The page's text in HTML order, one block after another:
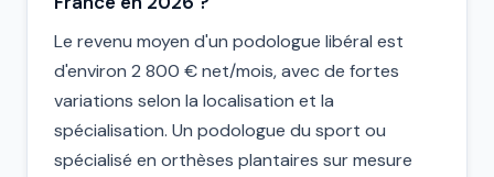
Le revenu moyen d'un podologue libéral est
d'environ 2 800 € net/mois, avec de fortes
variations selon la localisation et la
spécialisation. Un podologue du sport ou
spécialisé en orthèses plantaires sur mesure